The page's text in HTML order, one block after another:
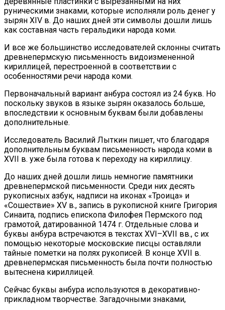
руническими знаками, которые исполняли роль денег у
зырян XIV в. До наших дней эти символы дошли лишь
как составная часть геральдики народа коми.
И все же большинство исследователей склонны считать
древнепермскую письменность видоизмененной
кириллицей, перестроенной в соответствии с
особенностями речи народа коми.
Первоначальный вариант анбура состоял из 24 букв. Но
поскольку звуков в языке зырян оказалось больше,
впоследствии к основным буквам были добавлены
дополнительные.
Исследователь Василий Лыткин пишет, что благодаря
дополнительным буквам письменность народа коми в
XVII в. уже была готова к переходу на кириллицу.
До наших дней дошли лишь немногие памятники
древнепермской письменности. Среди них десять
рукописных азбук, надписи на иконах «Троица» и
«Сошествие» XV в., запись в рукописной книге Григория
Синаита, подпись епископа Филофея Пермского под
грамотой, датированной 1474 г. Отдельные слова и
буквы анбура встречаются в текстах XVI–XVII вв., с их
помощью некоторые московские писцы оставляли
тайные пометки на полях рукописей. В конце XVII в.
древнепермская письменность была почти полностью
вытеснена кириллицей.
Сейчас буквы анбура используются в декоративно-
прикладном творчестве. Загадочными знаками,